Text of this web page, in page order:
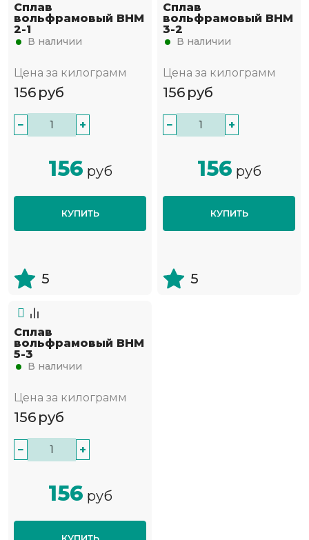
Сплав
вольфрамовый ВНМ
2-1
В наличии
Цена за килограмм
156 руб
− +
156 руб
КУПИТЬ
5
Сплав
вольфрамовый ВНМ
3-2
В наличии
Цена за килограмм
156 руб
− +
156 руб
КУПИТЬ
5
Сплав
вольфрамовый ВНМ
5-3
В наличии
Цена за килограмм
156 руб
− +
156 руб